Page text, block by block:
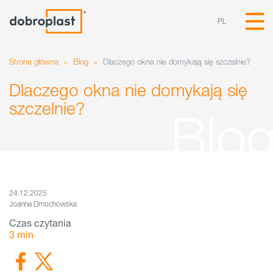
PL
Strona główna » Blog » Dlaczego okna nie domykają się szczelnie?
Dlaczego okna nie domykają się
szczelnie?
24.12.2025
Joanna Dmochowska
Czas czytania
3 min